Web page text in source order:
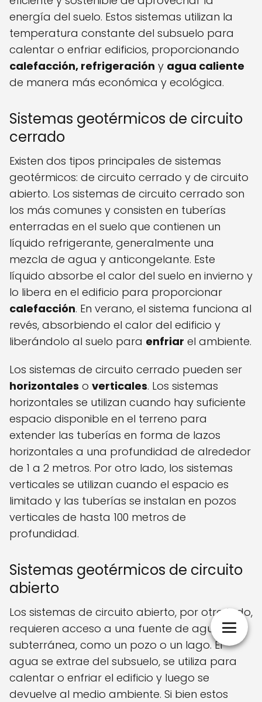
energía del suelo. Estos sistemas utilizan la
temperatura constante del subsuelo para
calentar o enfriar edificios, proporcionando
calefacción, refrigeración y agua caliente
de manera más económica y ecológica.
Sistemas geotérmicos de circuito
cerrado
Existen dos tipos principales de sistemas
geotérmicos: de circuito cerrado y de circuito
abierto. Los sistemas de circuito cerrado son
los más comunes y consisten en tuberías
enterradas en el suelo que contienen un
líquido refrigerante, generalmente una
mezcla de agua y anticongelante. Este
líquido absorbe el calor del suelo en invierno y
lo libera en el edificio para proporcionar
calefacción. En verano, el sistema funciona al
revés, absorbiendo el calor del edificio y
liberándolo al suelo para enfriar el ambiente.
Los sistemas de circuito cerrado pueden ser
horizontales o verticales. Los sistemas
horizontales se utilizan cuando hay suficiente
espacio disponible en el terreno para
extender las tuberías en forma de lazos
horizontales a una profundidad de alrededor
de 1 a 2 metros. Por otro lado, los sistemas
verticales se utilizan cuando el espacio es
limitado y las tuberías se instalan en pozos
verticales de hasta 100 metros de
profundidad.
Sistemas geotérmicos de circuito
abierto
Los sistemas de circuito abierto, por otro lado,
requieren acceso a una fuente de agua
subterránea, como un pozo o un lago. El
agua se extrae del subsuelo, se utiliza para
calentar o enfriar el edificio y luego se
devuelve al medio ambiente. Si bien estos